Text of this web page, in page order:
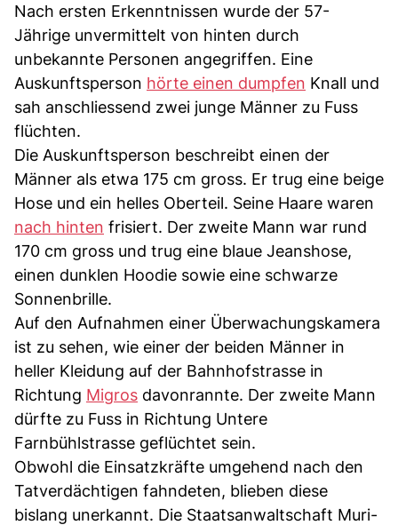
Nach ersten Erkenntnissen wurde der 57-
Jährige unvermittelt von hinten durch
unbekannte Personen angegriffen. Eine
Auskunftsperson hörte einen dumpfen Knall und
sah anschliessend zwei junge Männer zu Fuss
flüchten.
Die Auskunftsperson beschreibt einen der
Männer als etwa 175 cm gross. Er trug eine beige
Hose und ein helles Oberteil. Seine Haare waren
nach hinten frisiert. Der zweite Mann war rund
170 cm gross und trug eine blaue Jeanshose,
einen dunklen Hoodie sowie eine schwarze
Sonnenbrille.
Auf den Aufnahmen einer Überwachungskamera
ist zu sehen, wie einer der beiden Männer in
heller Kleidung auf der Bahnhofstrasse in
Richtung Migros davonrannte. Der zweite Mann
dürfte zu Fuss in Richtung Untere
Farnbühlstrasse geflüchtet sein.
Obwohl die Einsatzkräfte umgehend nach den
Tatverdächtigen fahndeten, blieben diese
bislang unerkannt. Die Staatsanwaltschaft Muri-